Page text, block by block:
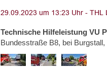
Technische Hilfeleistung VU
Bundesstraße B8, bei